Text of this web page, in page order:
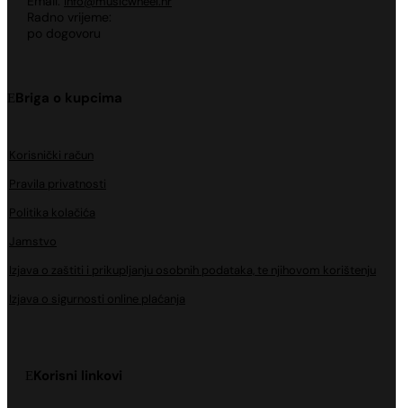
Radno vrijeme:
po dogovoru
Briga o kupcima
Korisnički račun
Pravila privatnosti
Politika kolačića
Jamstvo
Izjava o zaštiti i prikupljanju osobnih podataka, te njihovom korištenju
Izjava o sigurnosti online plaćanja
Korisni linkovi